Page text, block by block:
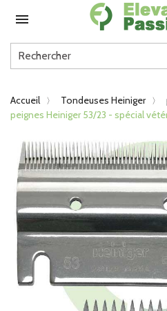

Accueil Tondeuses Heiniger
peignes Heiniger 53/23 - spécial